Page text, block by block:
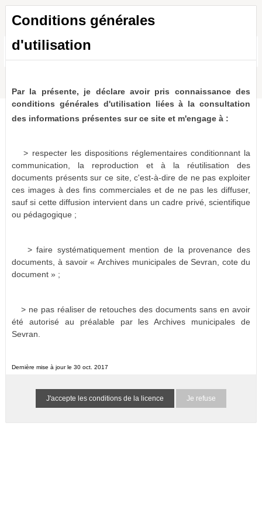
Toutes les ressources
Conditions générales
d'utilisation
Par la présente, je déclare avoir pris connaissance des
conditions générales d'utilisation liées à la consultation
des informations présentes sur ce site et m'engage à :
> respecter les dispositions réglementaires conditionnant la
communication, la reproduction et à la réutilisation des
documents présents sur ce site, c'est-à-dire de ne pas exploiter
ces images à des fins commerciales et de ne pas les diffuser,
sauf si cette diffusion intervient dans un cadre privé, scientifique
ou pédagogique ;
> faire systématiquement mention de la provenance des
documents, à savoir « Archives municipales de Sevran, cote du
document » ;
> ne pas réaliser de retouches des documents sans en avoir
été autorisé au préalable par les Archives municipales de
Sevran.
Dernière mise à jour le 30 oct. 2017
Je refuse